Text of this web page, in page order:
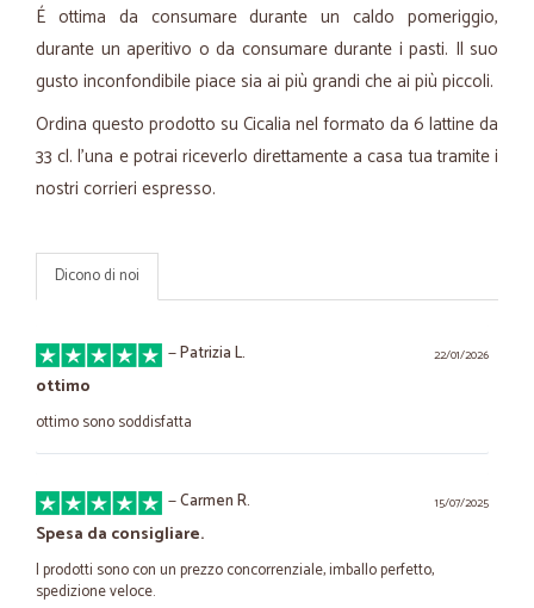
É ottima da consumare durante un caldo pomeriggio,
durante un aperitivo o da consumare durante i pasti. Il suo
gusto inconfondibile piace sia ai più grandi che ai più piccoli.
Ordina questo prodotto su Cicalia nel formato da 6 lattine da
33 cl. l'una e potrai riceverlo direttamente a casa tua tramite i
nostri corrieri espresso.
Dicono di noi
22/01/2026
—Patrizia L.
ottimo
ottimo sono soddisfatta
15/07/2025
—Carmen R.
Spesa da consigliare.
I prodotti sono con un prezzo concorrenziale, imballo perfetto,
spedizione veloce.